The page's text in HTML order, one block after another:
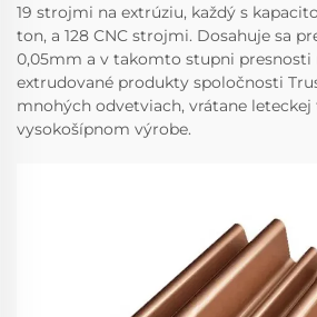
19 strojmi na extrúziu, každý s
ton, a 128 CNC strojmi. Dosahuje sa
0,05mm a v takomto stupni presnosti
extrudované produkty spoločnosti
mnohých odvetviach, vrátane leteckej
vysokošípnom výrobe.